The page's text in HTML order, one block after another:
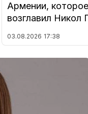
Армении,
возглавил Никол
03.08.2026 17:38